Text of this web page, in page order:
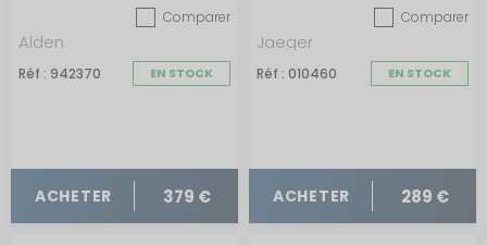
Comparer
Alden
Réf : 942370 EN STOCK
ACHETER 379 €
Comparer
Jaeger
Réf : 010460 EN STOCK
ACHETER 289 €